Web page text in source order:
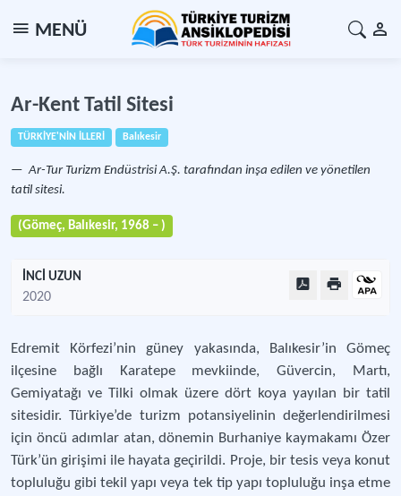
MENÜ
Ar-Kent Tatil Sitesi
TÜRKİYE'NİN İLLERİ Balıkesir
Ar-Tur Turizm Endüstrisi A.Ş. tarafından inşa edilen ve yönetilen
tatil sitesi.
(Gömeç, Balıkesir, 1968 – )
İNCİ UZUN
2020
Edremit Körfezi’nin güney yakasında, Balıkesir’in Gömeç
ilçesine bağlı Karatepe mevkiinde, Güvercin, Martı,
Gemiyatağı ve Tilki olmak üzere dört koya yayılan bir tatil
sitesidir. Türkiye’de turizm potansiyelinin değerlendirilmesi
için öncü adımlar atan, dönemin Burhaniye kaymakamı Özer
Türk’ün girişimi ile hayata geçirildi. Proje, bir tesis veya konut
topluluğu gibi tekil yapı veya tek tip yapı topluluğu inşa etme